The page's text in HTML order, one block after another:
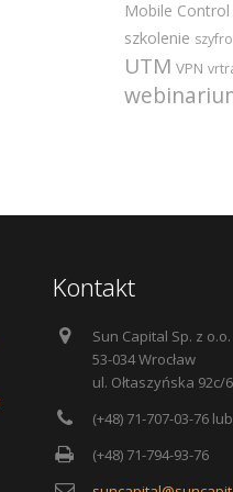
Mobile Control
szkolenie
UTM VPN
Kontakt
Sun Capital Sp. z o.o.
53-034 Wrocław
ul. Ołtaszyńska 92c/6
(+48) 71-707-03-76
(+48) 71-794-93-76